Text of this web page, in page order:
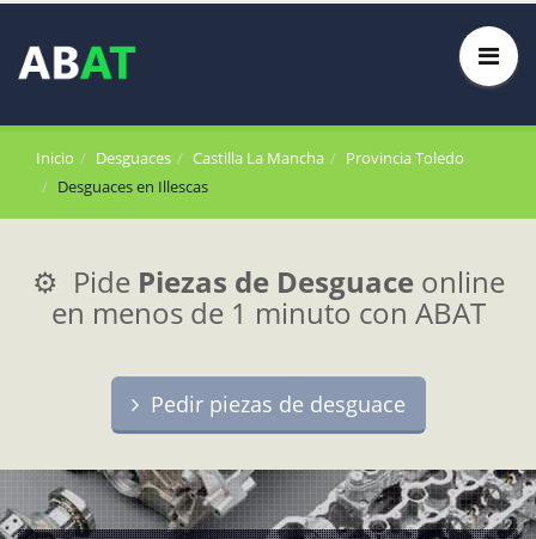
Inicio Desguaces Castilla La Mancha
Provincia Toledo
Desguaces en Illescas
⚙️ Pide Piezas de Desguace online
en menos de 1 minuto con ABAT
Pedir piezas de desguace